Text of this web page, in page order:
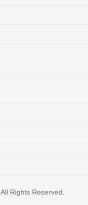
All Rights Reserved.